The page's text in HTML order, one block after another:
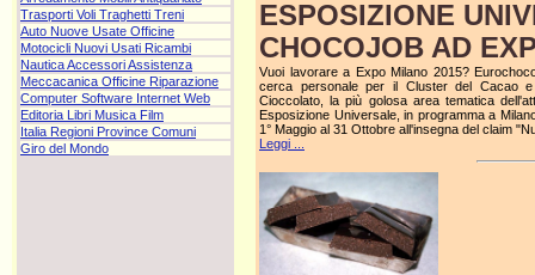
Trasporti Voli Traghetti Treni
Auto Nuove Usate Officine
Motocicli Nuovi Usati Ricambi
Nautica Accessori Assistenza
Meccacanica Officine Riparazione
Computer Software Internet Web
Editoria Libri Musica Film
Italia Regioni Province Comuni
Giro del Mondo
ESPOSIZIONE
CHOCOJOB AD
Vuoi lavorare a Expo Milano 2015?
cerca personale per il Cluster del Cacao
Cioccolato, la più golosa area tematica
Esposizione Universale, in programma a
1° Maggio al 31 Ottobre all'insegna del claim
Leggi ...